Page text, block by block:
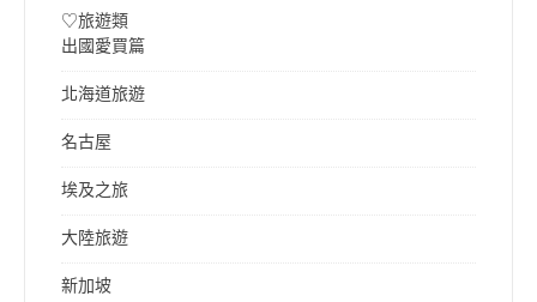
♡旅遊類
出國愛買篇
北海道旅遊
名古屋
埃及之旅
大陸旅遊
新加坡